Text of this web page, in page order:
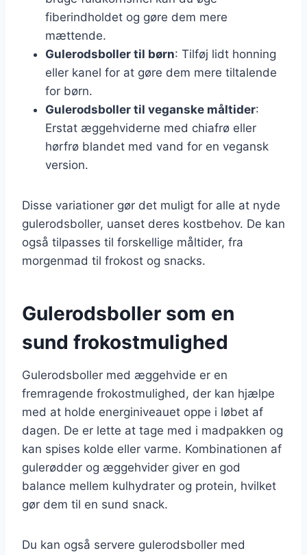
fiberindholdet og gøre dem mere
mættende.
Gulerodsboller til børn: Tilføj lidt honning
eller kanel for at gøre dem mere tiltalende
for børn.
Gulerodsboller til veganske måltider:
Erstat æggehviderne med chiafrø eller
hørfrø blandet med vand for en vegansk
version.
Disse variationer gør det muligt for alle at nyde
gulerodsboller, uanset deres kostbehov. De kan
også tilpasses til forskellige måltider, fra
morgenmad til frokost og snacks.
Gulerodsboller som en
sund frokostmulighed
Gulerodsboller med æggehvide er en
fremragende frokostmulighed, der kan hjælpe
med at holde energiniveauet oppe i løbet af
dagen. De er lette at tage med i madpakken og
kan spises kolde eller varme. Kombinationen af
gulerødder og æggehvider giver en god
balance mellem kulhydrater og protein, hvilket
gør dem til en sund snack.
Du kan også servere gulerodsboller med